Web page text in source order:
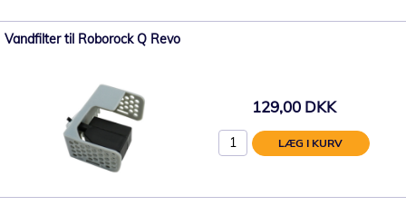
Vandfilter til Roborock Q Revo
129,00 DKK
LÆG I KURV